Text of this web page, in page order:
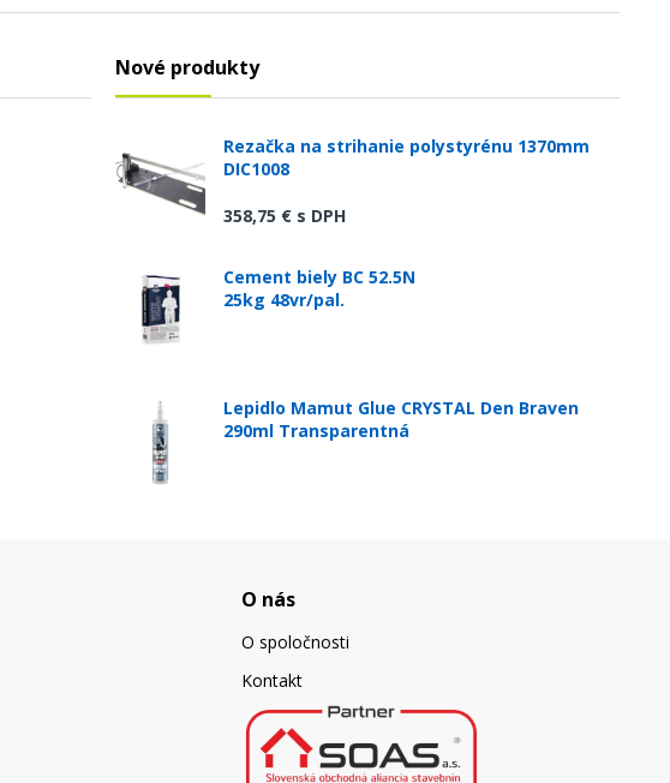
Nové produkty
Rezačka na strihanie polystyrénu 1370mm
DIC1008
358,75 € s DPH
Cement biely BC 52.5N
25kg 48vr/pal.
Lepidlo Mamut Glue CRYSTAL Den Braven
290ml Transparentná
O nás
O spoločnosti
Kontakt